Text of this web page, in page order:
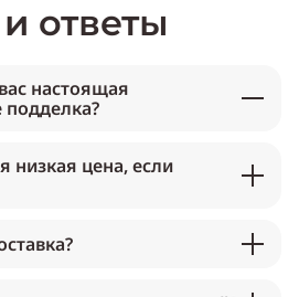
ответы
настоящая
низкая цена, если